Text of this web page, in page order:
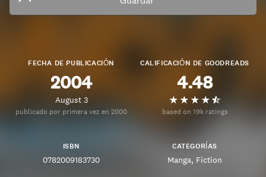
FECHA DE PUBLICACIÓN
2004
August 3
publicado por primera vez en 2000
CALIFICACIÓN DE GOODREADS
4.48
based on 19k ratings
ISBN
0782009183730
CATEGORÍAS
Manga Fiction